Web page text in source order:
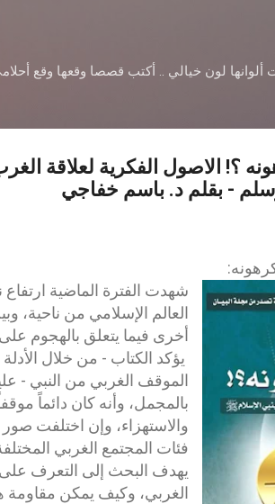
ألوانها لون خيالي .. أكتب قصصا وقعها وقع
؟! الاصول الفكرية لعلاقة
- بقلم د. باسم خفاجي
شهدت الفترة الماضية
العالم الإسلامي من ناحية،
أخرى فيما يتعلق بالهجوم
يؤكد الكتاب - من خلال الأدلة
الموقف الغربي من النبي -
بالمجمل، وأنه كان دائماً
والاستهزاء، وإن اختلفت
فئات المجتمع الغربي
يهدف البحث إلى التعرف على
الغربي، وكيف يمكن مقاومة